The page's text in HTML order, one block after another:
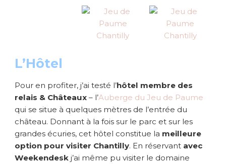
L’Hôtel
Pour en profiter, j’ai testé l’hôtel membre des
relais & Châteaux – l’Auberge du Jeu de Paume
qui se situe à quelques mètres de l’entrée du
château. Donnant à la fois sur le parc et sur les
grandes écuries, cet hôtel constitue la meilleure
option pour visiter Chantilly. En réservant avec
Weekendesk j’ai même pu visiter le domaine